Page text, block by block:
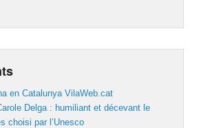
en Catalunya VilaWeb.cat
Delga : humiliant et décevant le
choisi par l’Unesco